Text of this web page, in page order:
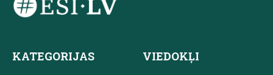
KATEGORIJAS VIEDOKĻI